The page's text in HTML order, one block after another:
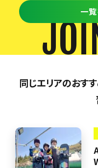
一
同じエリアのおすす